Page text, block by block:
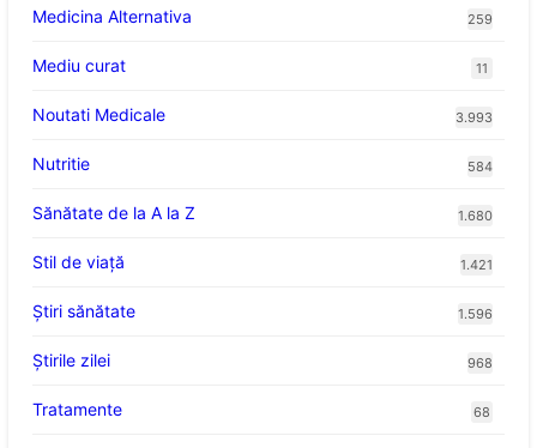
Medicina Alternativa 259
Mediu curat 11
Noutati Medicale 3.993
Nutritie 584
Sănătate de la A la Z 1.680
Stil de viaţă 1.421
Ştiri sănătate 1.596
Știrile zilei 968
Tratamente 68